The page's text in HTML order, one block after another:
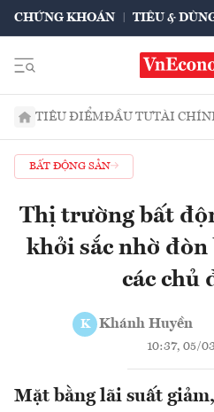
CHỨNG KHOÁN TIÊU &
TIÊU ĐIỂMĐẦU TƯTÀI
BẤT ĐỘNG SẢN
Thị trường bất
khởi sắc nhờ
các chủ
K Khánh Huyền
10:37, 05/
Mặt bằng lãi suất